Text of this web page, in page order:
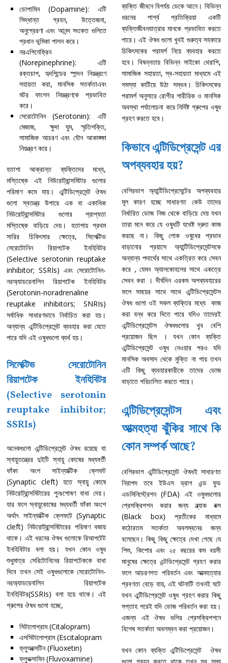
ডোপামিন (Dopamine): এটি
সিদ্ধান্ত গ্রহন, উত্তেজনা,
অনুপ্রেরণা এবং আনন্দ সংকেত গুলিতে
প্রধান ভূমিকা পালন করে।
নরএপিনেফ্রিন
(Norepinephrine): এটি
রক্তচাপ, হৃদপিন্ডের স্পন্দন নিয়ন্ত্রণে
সহায়তা করা, মানসিক সতর্কতাএবং
মটর ফাংশন নিয়ন্ত্রণকে প্রভাবিত
করে।
সেরোটোনিন (Serotonin): এটি
মেজাজ, ক্ষুদা ঘুম, স্মৃতিশক্তি,
সামাজিক আচরণ এবং যৌন আকাঙ্ক্ষা
নিয়ন্ত্রণ করে।
হতাশা আক্রান্ত ব্যক্তিদের মধ্যে,
মস্তিষ্কে এই নিউরোট্রান্সমিটার গুলোর
পরিমাণ কমে যায়। এন্টিডিপ্রেসেন্ট ঔষধ
গুলো স্বতন্ত্র উপায়ে এক বা একাধিক
নিউরোট্রান্সমিটার গুলোর প্রাপ্যতা
মস্তিষ্কে বাড়িয়ে দেয়। হতাশায় প্রথম
সারির চিকিৎসার ক্ষেত্রে, সিলেক্টিভ
সেরোটোনিন রিয়াপটেক ইনহিবিটর
(Selective serotonin reuptake
inhibitor; SSRIs) এবং সেরোটোনিন-
নরঅ্যাডরেনালিন রিয়াপটেক ইনহিবিটর
(Serotonin-noradrenaline
reuptake inhibitors; SNRIs)
সর্বাধিক সাধারণভাবে নির্বাচিত করা হয়।
অন্যান্য এন্টিডিপ্রেসেন্ট ব্যবহার করা যেতে
পারে যদি এই ওষুধগুলো ব্যর্থ হয়।
সিলেক্টিভ সেরোটোনিন
রিয়াপটেক ইনহিবিটর
(Selective serotonin
reuptake inhibitor;
SSRIs)
অনেকগুলো এন্টিডিপ্রেসেন্ট ঔষধ রয়েছে যা
স্নায়ুতন্ত্রের দুইটি স্নায়ু কোষের মধ্যবর্তী
ফাঁকা অংশ সাইন্যাক্টিক ক্লেফট
(Synaptic cleft) হতে স্নায়ু কোষে
নিউরোট্রান্সমিটারের পুনঃশোষণ বাধা দেয়।
যার ফলে স্নায়ুকোষের মধ্যবর্তী ফাঁকা অংশে
অর্থাৎ সাইন্যাক্টিক ক্লেফটে (Synaptic
cleft) নিউরোট্রান্সমিটারের পরিমাণ বজায়
থাকে। এই ধরনের ঔষধ গুলোকে রিআপটেট
ইনহিবিটার বলা হয়। যখন কোন ওষুধ
শুধুমাত্র সেরিটোনিনের রিয়াপটেককে বাধা
দিবে তখন সেই ওষুধগুলোকে সেরোটোনিন-
নরঅ্যাডরেনালিন রিয়াপটেক
ইনহিবিটর(SSRIs) বলা হয়ে থাকে। এই
গ্রুপের ঔষধ গুলো হচ্ছে,
সিটালোপ্রাম (Citalopram)
এসসিটালোপ্রাম (Escitalopram
ফ্লুঅক্সেটিন (Fluoxetin)
ফ্লুভক্সামিন (Fluvoxamine)
ব্যক্তি জীবনে বিপর্যয় ডেকে আনে। বিভিন্ন
ধরনের পার্শ্ব প্রতিক্রিয়া একটি
ব্যক্তিজীবনযাত্রার মানকে প্রভাবিত করতে
পারে। এই ঔষধ গুলো খুবই গুরুত্ব সহকারে
চিকিৎসকের পরামর্শ নিয়ে ব্যবহার করতে
হবে। বিষন্নতায় বিভিন্ন সাইকো থেরাপি,
সামাজিক সহায়তা, স্ব-সহায়তা মাধ্যমে এই
সমস্যা কাটিয়ে উঠা সম্ভব। চিকিৎসকের
পরামর্শ অনুসারে রোগীর শারীরিক ও মানসিক
অবস্থা পর্যালোচনা করে নির্দিষ্ট গ্রুপের ওষুধ
গ্রহণ করতে হবে।
কিভাবে এন্টিডিপ্রেসেন্ট এর
অপব্যবহার হয়?
বেশিরভাগ অ্যান্টিডিপ্রেসেন্টের অপব্যবহার
মূল কারণ হচ্ছে সাধারণত কেউ তাদের
নির্ধারিত ডোজ নিজ থেকে বাড়িয়ে দেয় যখন
তারা মনে করে যে ওষুধটি যথেষ্ট দ্রুত কাজ
করছে না। কিছু লোক ওষুধের প্রভাব
বাড়ানোর প্রয়াসে অ্যান্টিডিপ্রেসেন্টসকে
অন্যান্য পদার্থের সাথে একত্রিত করে সেবন
করে , যেমন অ্যালকোহলের সাথে একত্রে
সেবন করা । দীর্ঘদিন এরকম অপব্যবহারের
ফলে সময়ের সাথে সাথে এন্টিডিপ্রেসেন্টস
ঔষধ গুলো ওই সকল ব্যক্তির মধ্যে কাজ
করা বন্ধ করে দিতে পারে যদিও তাদেরই
এন্টিডিপ্রেসেন্টস ঔষধগুলোর খুব বেশি
প্রয়োজন ছিল । যখন কোন ব্যক্তি
এন্টিডিপ্রেসেন্ট ওষুধ নেওয়ার পরও যদি
মানসিক অবসাদ থেকে মুক্তি না পায় তখন
এটি কিছু ব্যবহারকারীকে তাদের ডোজ
বাড়াতে পরিচালিত করতে পারে।
এন্টিডিপ্রেসেন্টস এবং
আত্মহত্যা ঝুঁকির সাথে কি
কোন সম্পর্ক আছে?
বেশিরভাগ এন্টিডিপ্রেসেন্ট ঔষধই সাধারণত
নিরাপদ তবে ইউএস ড্রাগ এন্ড ফুড
এডমিনিস্ট্রেশন (FDA) এই ওষুধগুলোর
প্রেসক্রিপশন করার জন্য ব্ল্যাক বক্স
(Black box) প্রতীকের মাধ্যমে
কঠোরতম সতর্কতা অবলম্বনের জন্য
বলেছেন। কিছু কিছু ক্ষেত্রে দেখা গেছে যে
শিশু, কিশোর এবং ২৫ বছরের কম বয়সী
মানুষের ক্ষেত্রে এন্টডিপ্রেসেন্ট গ্রহণ করার
ফলে আচরণগত পরিবর্তন এবং আত্মহত্যার
প্রবণতা বেড়ে যায়, এই ঘটনাটি তখনই ঘটে
যখন এন্টিডিপ্রেসেন্ট ওষুধ গ্রহণ করার কিছু
সপ্তাহ পরেই যদি ডোজ পরিবর্তন করা হয়।
এজন্য এই ঔষধ গুলির প্রেসক্রিপশনে
বিশেষ সতর্কতা অবলম্বন করা প্রয়োজন।
যখন কোন ব্যক্তি এন্টিডিপ্রেসেন্ট ঔষধ